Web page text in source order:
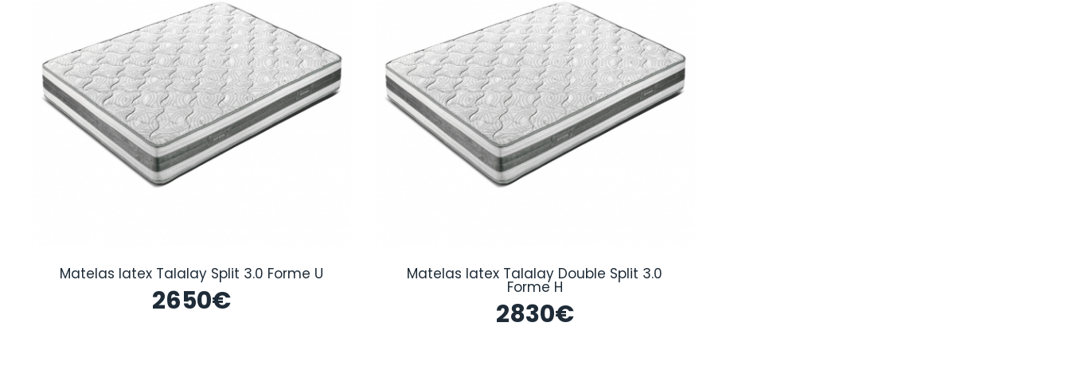
Matelas latex Talalay Split 3.0 Forme U
2650€
Matelas latex Talalay Double Split 3.0
Forme H
2830€